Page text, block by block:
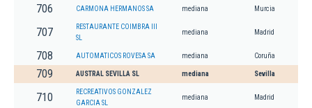
706 CARMONA HERMANOS SA mediana Murcia
707
RESTAURANTE COIMBRA III
SL
mediana Madrid
708 AUTOMATICOS ROVESA SA mediana Coruña
709 AUSTRAL SEVILLA SL mediana Sevilla
710
RECREATIVOS GONZALEZ
GARCIA SL
mediana Madrid